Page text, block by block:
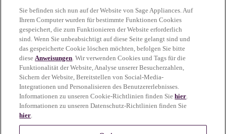
Facebook
opens in new tab)
YouTube
(opens in new tab)
Instagram
(opens in new tab)
Sage Service
Mehr erfahren
Sie befinden sich nun auf der Website von Sage Appliances. Auf
Ihrem Computer wurden für bestimmte Funktionen Cookies
gespeichert, die zum Funktionieren der Website erforderlich
sind. Wenn Sie unbeabsichtigt auf diese Seite gelangt sind und
das gespeicherte Cookie löschen möchten, befolgen Sie bitte
dieseAnweisungen. Wir verwenden Cookies und Tags für die
Funktionalität der Website, Analyse unserer Besucherzahlen,
Sichern der Website, Bereitstellen von Social-Media-
Integrationen und Personalisieren des Benutzererlebnisses.
Informationen zu unseren Cookie-Richtlinien finden Siehier.
Informationen zu unseren Datenschutz-Richtlinien finden Sie
hier.